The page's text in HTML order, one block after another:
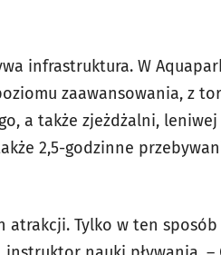
infrastruktura. W
zaawansowania, z
a także zjeżdżalni,
2,5-godzinne
atrakcji. Tylko w ten sposób